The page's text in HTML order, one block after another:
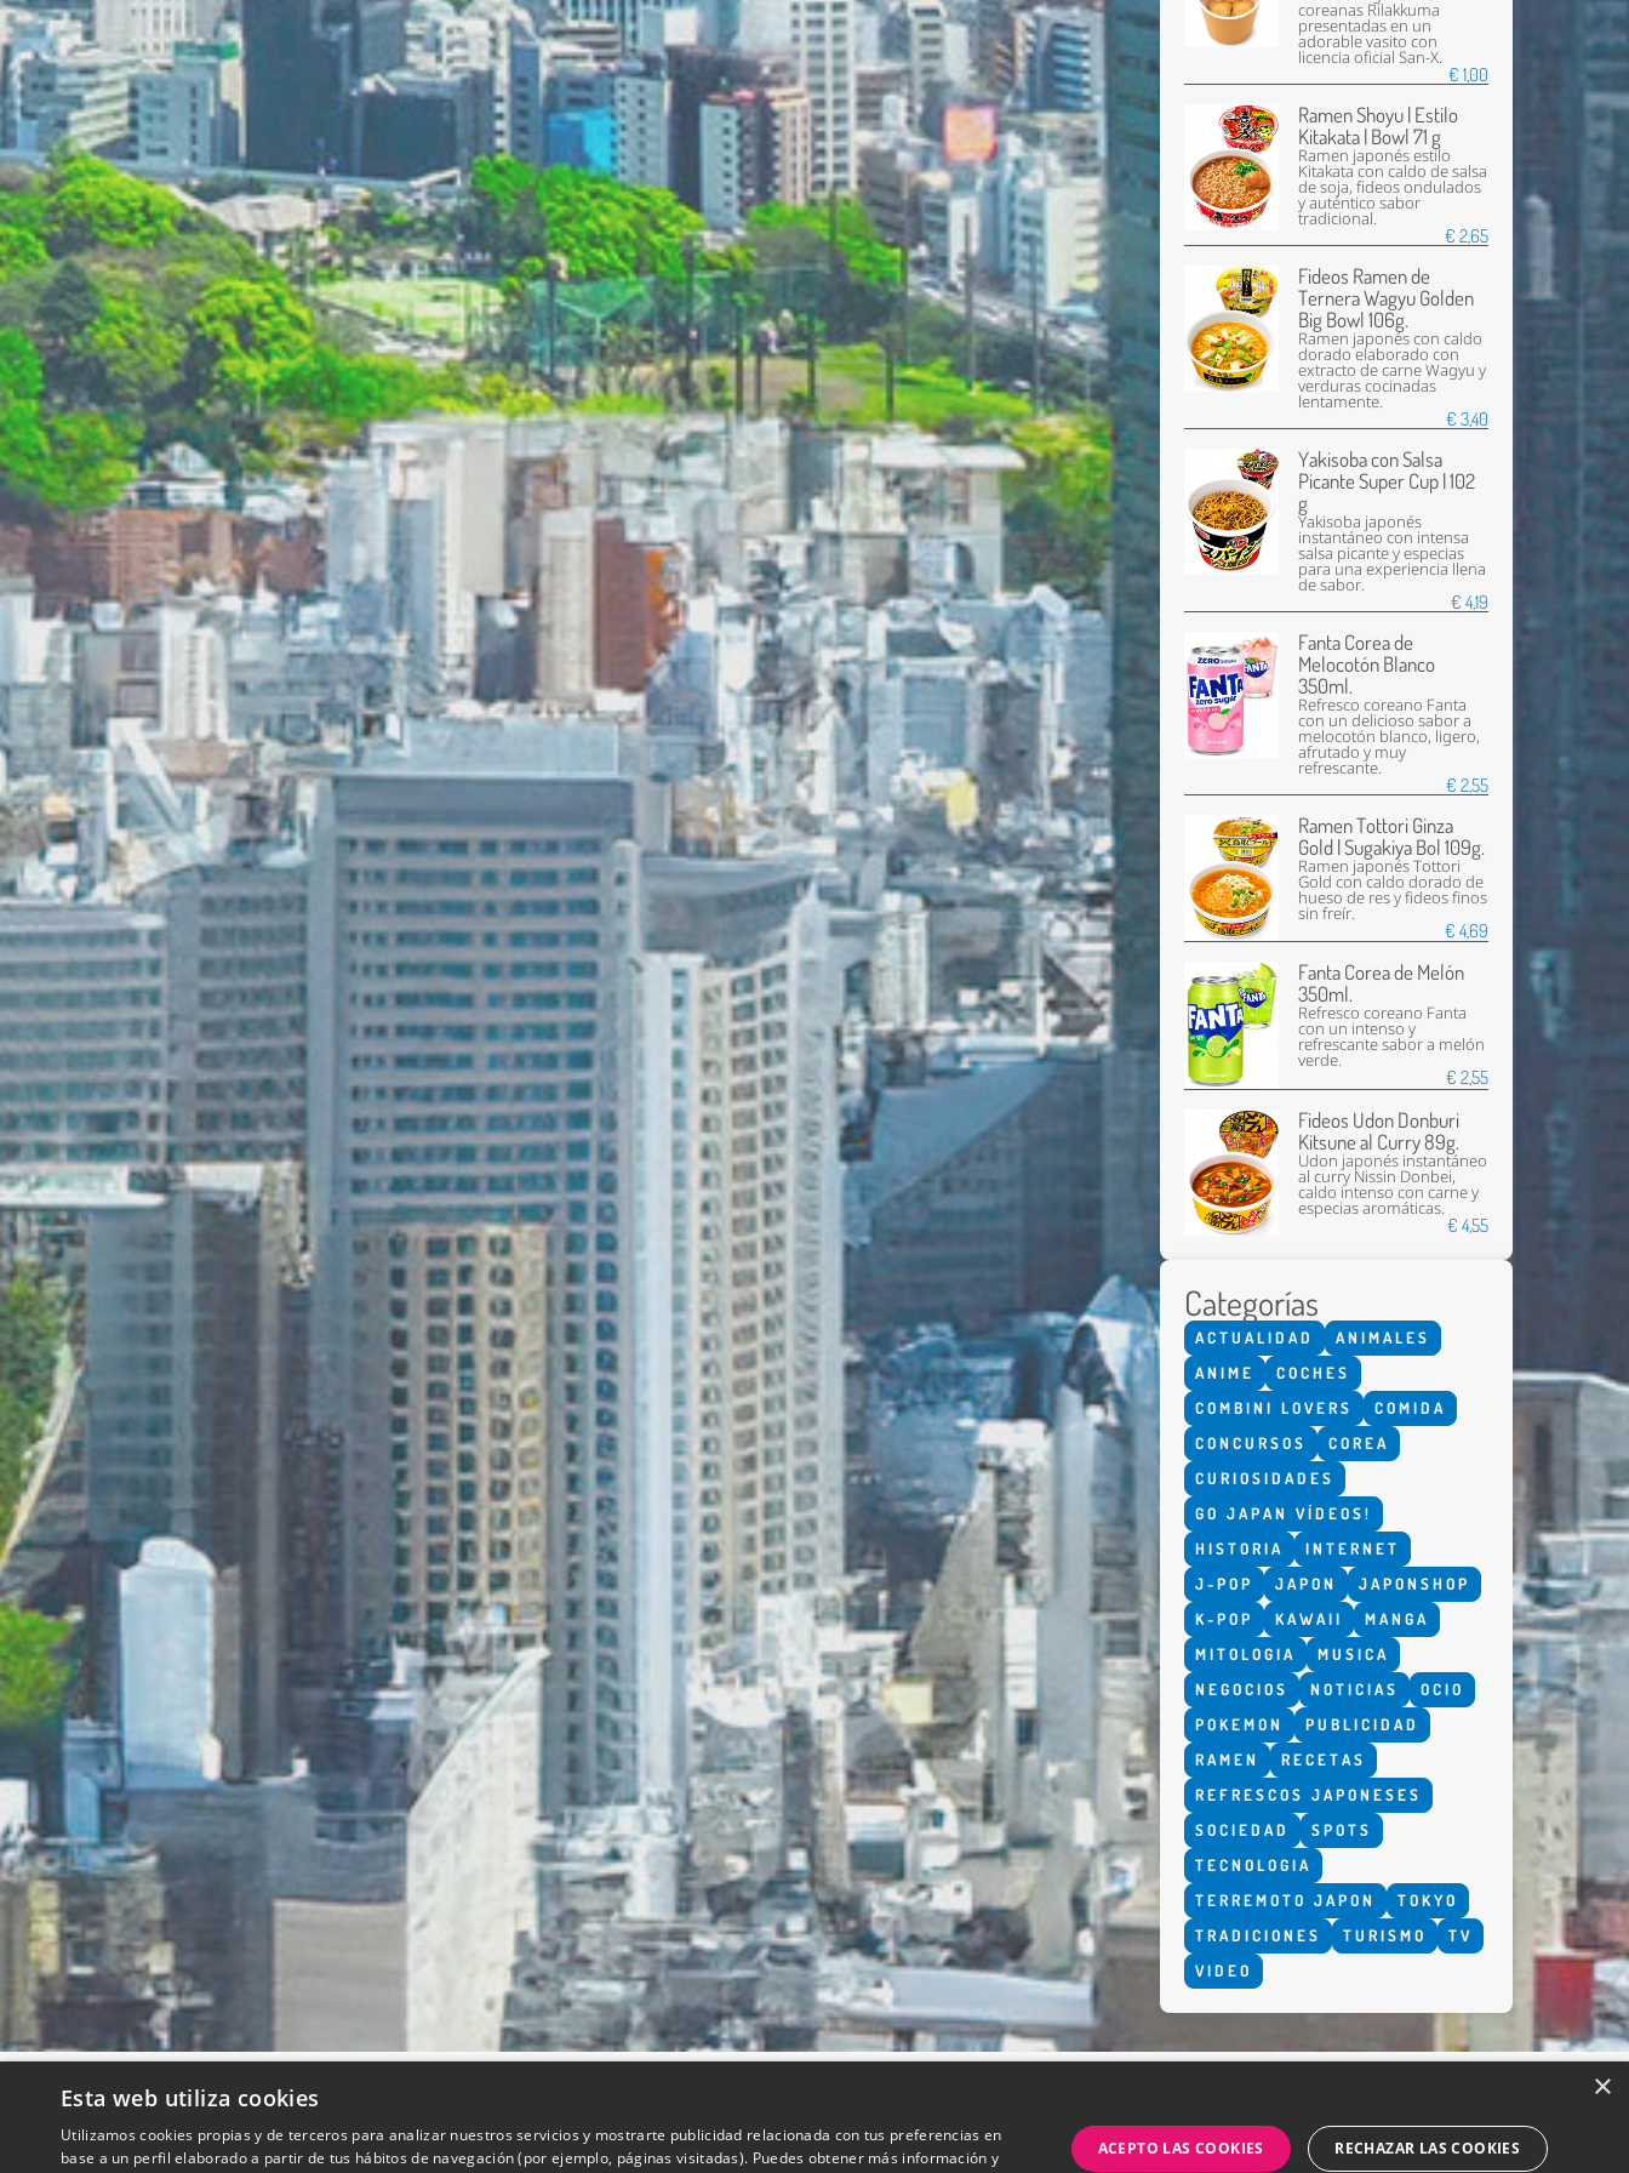
coreanas Rilakkuma
presentadas en un
adorable vasito con
licencia oficial San-X.
€ 1,00
Ramen Shoyu | Estilo
Kitakata | Bowl 71 g
Ramen japonés estilo
Kitakata con caldo de salsa
de soja, fideos ondulados
y auténtico sabor
tradicional.
€ 2,65
Fideos Ramen de
Ternera Wagyu Golden
Big Bowl 106g.
Ramen japonés con caldo
dorado elaborado con
extracto de carne Wagyu y
verduras cocinadas
lentamente.
€ 3,40
Yakisoba con Salsa
Picante Super Cup | 102
g
Yakisoba japonés
instantáneo con intensa
salsa picante y especias
para una experiencia llena
de sabor.
€ 4,19
Fanta Corea de
Melocotón Blanco
350ml.
Refresco coreano Fanta
con un delicioso sabor a
melocotón blanco, ligero,
afrutado y muy
refrescante.
€ 2,55
Ramen Tottori Ginza
Gold | Sugakiya Bol 109g.
Ramen japonés Tottori
Gold con caldo dorado de
hueso de res y fideos finos
sin freír.
€ 4,69
Fanta Corea de Melón
350ml.
Refresco coreano Fanta
con un intenso y
refrescante sabor a melón
verde.
€ 2,55
Fideos Udon Donburi
Kitsune al Curry 89g.
Udon japonés instantáneo
al curry Nissin Donbei,
caldo intenso con carne y
especias aromáticas.
€ 4,55
Categorías
ACTUALIDAD
ANIMALES
ANIME
COCHES
COMBINI LOVERS
COMIDA
CONCURSOS
COREA
CURIOSIDADES
GO JAPAN VÍDEOS!
HISTORIA
INTERNET
J-POP
JAPON
JAPONSHOP
K-POP
KAWAII
MANGA
MITOLOGIA
MUSICA
NEGOCIOS
NOTICIAS
OCIO
POKEMON
PUBLICIDAD
RAMEN
RECETAS
REFRESCOS JAPONESES
SOCIEDAD
SPOTS
TECNOLOGIA
TERREMOTO JAPON
TOKYO
TRADICIONES
TURISMO
TV
VIDEO
×
Esta web utiliza cookies
Utilizamos cookies propias y de terceros para analizar nuestros servicios y mostrarte publicidad relacionada con tus preferencias en
base a un perfil elaborado a partir de tus hábitos de navegación (por ejemplo, páginas visitadas). Puedes obtener más información y
ACEPTO LAS COOKIES RECHAZAR LAS COOKIES